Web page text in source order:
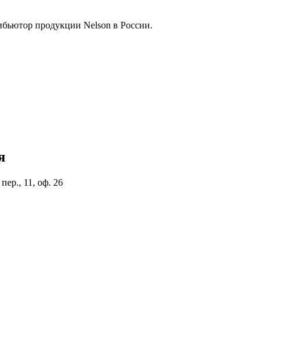
продукции Nelson в России.
11, оф. 26